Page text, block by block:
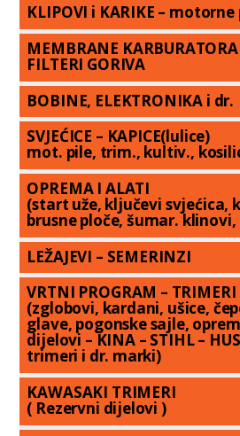
KLIPOVI i KARIKE –
MEMBRANE
FILTERI GORIVA
BOBINE, ELEKTRONIKA i dr.
SVJEĆICE – KAPICE(lulice)
mot. pile, trim., kultiv.,
OPREMA I ALATI
(start uže, ključevi svjećica,
brusne ploče, šumar.
LEŽAJEVI – SEMERINZI
VRTNI PROGRAM – TRIMERI
(zglobovi, kardani, ušice,
glave, pogonske sajle,
dijelovi – KINA – STIHL –
trimeri i dr. marki)
KAWASAKI TRIMERI
( Rezervni dijelovi )